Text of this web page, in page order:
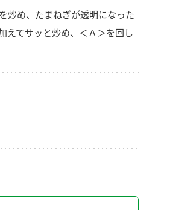
炒め、たまねぎが透明になった
えてサッと炒め、＜Ａ＞を回し